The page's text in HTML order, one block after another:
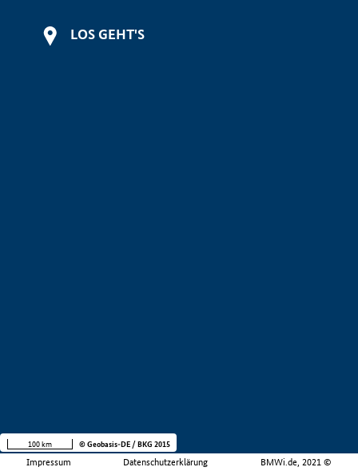
LOS GEHT'S
Impressum Datenschutzerklärung BMWi.de, 2021 ©
100 km © Geobasis-DE / BKG 2015